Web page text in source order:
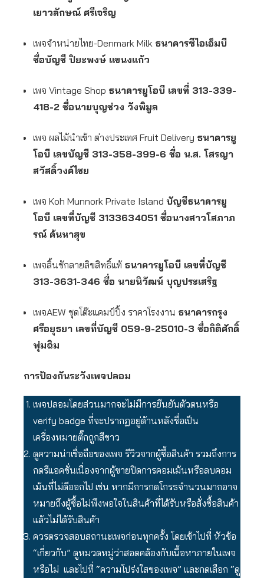
เยาวลักษณ์ ศรีเจริญ
เพจจำหน่ายไทย-Denmark Milk ธนาคารซีไอเอ็มบี
ชื่อบัญชี ปิยะพงษ์ เเขนงแก้ว
เพจ Vintage Shop ธนาคารยูโอบี เลขที่ 313-339-
418-2 ชื่อนายบุญช่วง วังพิมูล
เพจ ผลไม้นำเข้า ต่างประเทศ Fruit Delivery ธนาคารยู
โอบี เลขบัญชี 313-358-399-6 ชื่อ น.ส. โสรญา
สวัสดิ์วงค์ไชย
เพจ Koh Munnork Private Island บัญชีธนาคารยู
โอบี เลขที่บัญชี 3133634051 ชื่อนางสาวโสภาภ
รณ์ ค้นหาสุข
เพจลิ้นชักลายลิขสิทธิ์แท้ ธนาคารยูโอบี เลขที่บัญชี
313-3631-346 ชื่อ นายนิวัฒน์ บุญประเสริฐ
เพจAEW ชุดโต๊ะแคมป์ปิ้ง ราคาโรงงาน ธนาคารกรุง
ศรีอยุธยา เลขที่บัญชี 059-9-25010-3 ชื่อกิติศักดิ์
พุ่มฉิม
การป้องกันระวังเพจปลอม
เพจปลอมโดยส่วนมากจะไม่มีการยืนยันตัวตนหรือ
verify badge ที่จะปรากฏอยู่ด้านหลังชื่อเป็น
เครื่องหมายติ๊กถูกสีขาว
ดูความน่าเชื่อถือของเพจ รีวิวจากผู้ซื้อสินค้า รวมถึงการ
กดรีแอคชั่นเนื่องจากผู้ขายปิดการคอมเม้นหรือลบคอม
เม้นที่ไม่ดีออกไป เช่น หากมีการกดโกรธจำนวนมากอาจ
หมายถึงผู้ซื้อไม่พึงพอใจในสินค้าที่ได้รับหรือสั่งซื้อสินค้า
แล้วไม่ได้รับสินค้า
ควรตรวจสอบสถานะเพจก่อนทุกครั้ง โดยเข้าไปที่ หัวข้อ
“เกี่ยวกับ” ดูหมวดหมู่ว่าสอดคล้องกับเนื้อหาภายในเพจ
หรือไม่ และไปที่ “ความโปร่งใสของเพจ” และกดเลือก “ดู